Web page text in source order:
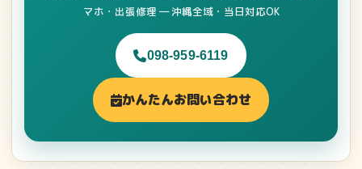
マホ・出張修理 ― 沖縄全域・当日対応OK
098-959-6119
かんたんお問い合わせ